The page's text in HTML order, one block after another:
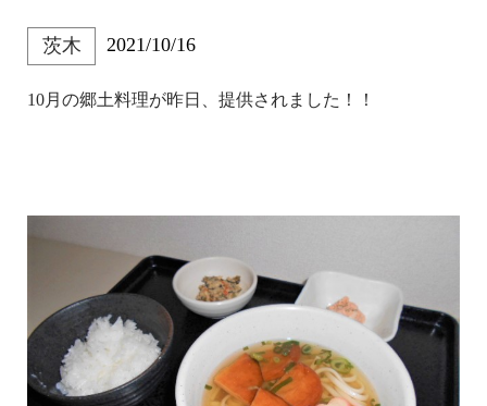
茨木 2021/10/16
10月の郷土料理が昨日、提供されました！！